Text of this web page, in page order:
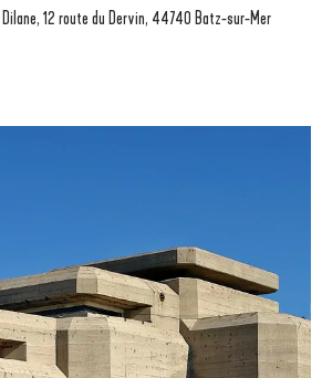
12 route du Dervin, 44740 Batz-sur-Mer
favoris